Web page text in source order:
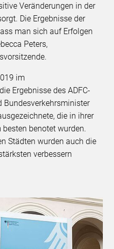
Veränderungen in der
Die Ergebnisse der
man sich auf Erfolgen
Peters,
im
Ergebnisse des ADFC-
Bundesverkehrsminister
die in ihrer
benotet wurden.
Städten wurden auch die
verbessern